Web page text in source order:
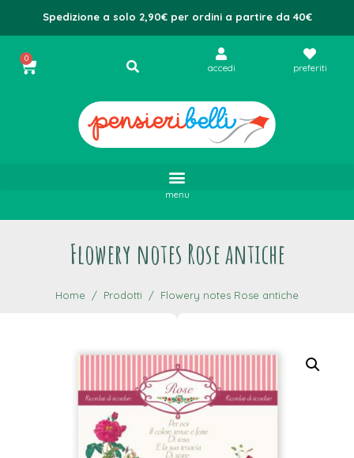
Spedizione a solo 2,90€ per ordini a partire da 40€
0
accedi preferiti
menu
Flowery notes Rose antiche
Home Prodotti Flowery notes Rose antiche